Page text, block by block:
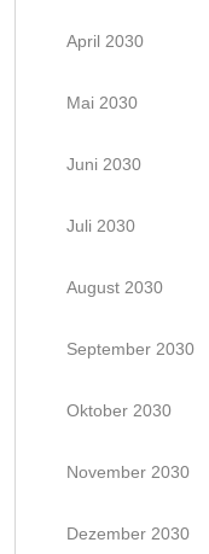
April 2030
Mai 2030
Juni 2030
Juli 2030
August 2030
September 2030
Oktober 2030
November 2030
Dezember 2030